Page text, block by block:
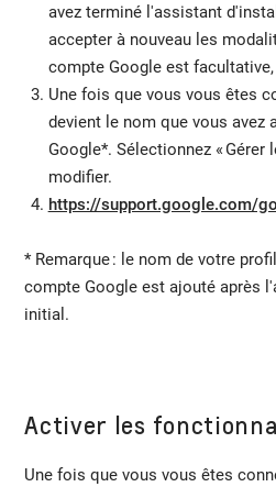
avez terminé l'assistant
accepter à nouveau les
compte Google est
Une fois que vous vous êtes
devient le nom que vous avez
Google*. Sélectionnez « Gérer
modifier.
https://support.google.com/
* Remarque : le nom de votre
compte Google est ajouté après
initial.
Activer les
Une fois que vous vous êtes